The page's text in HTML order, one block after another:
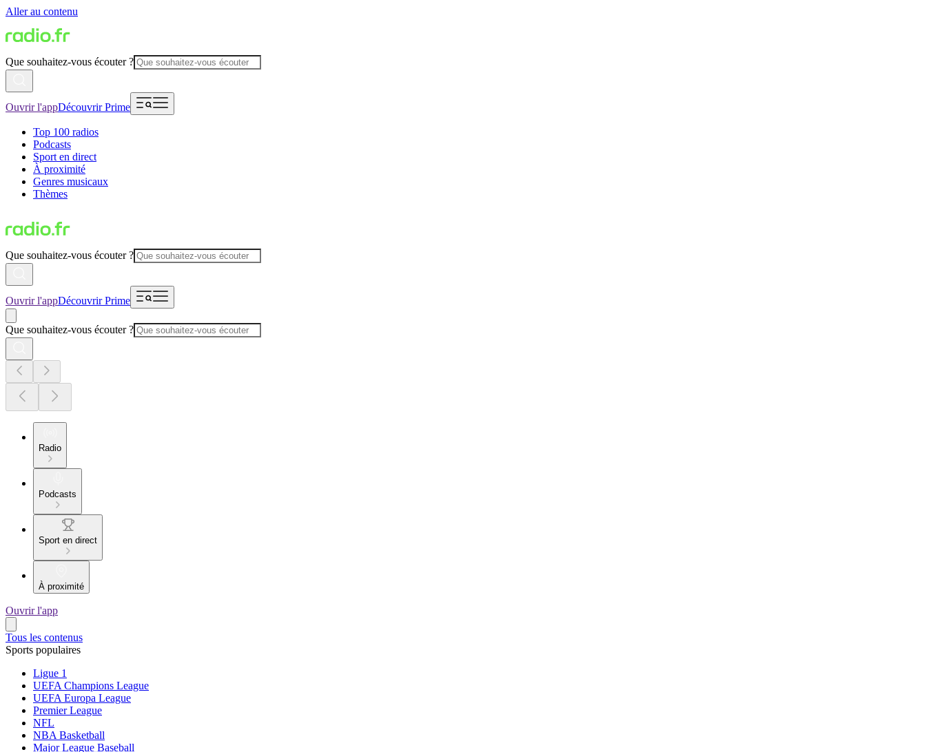
Aller au contenu
Que souhaitez-vous écouter ?
Ouvrir l'appDécouvrir Prime
Top 100 radios
Podcasts
Sport en direct
À proximité
Genres musicaux
Thèmes
Que souhaitez-vous écouter ?
Ouvrir l'appDécouvrir Prime
Que souhaitez-vous écouter ?
Radio
Podcasts
Sport en direct
À proximité
Ouvrir l'app
Tous les contenus
Sports populaires
Ligue 1
UEFA Champions League
UEFA Europa League
Premier League
NFL
NBA Basketball
Major League Baseball